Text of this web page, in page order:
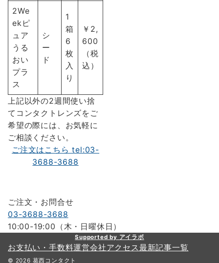
2We
ekピ
ュア
うる
おい
プラ
ス
シ
ー
ド
1
箱
6
枚
入
り
￥2,
600
（税
込）
上記以外の2週間使い捨
てコンタクトレンズをご
希望の際には、お気軽に
ご相談ください。
ご注文はこちら tel:03-
3688-3688
ご注文・お問合せ
03-3688-3688
10:00-19:00（木・日曜休日）
Supported by アイラボ
お支払い・手数料運営会社アクセス最新記事一覧
© 2026 葛西コンタクト